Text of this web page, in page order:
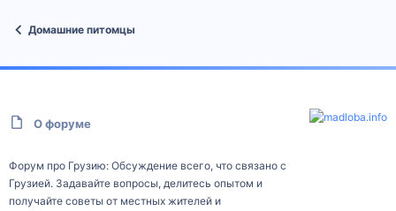
Домашние питомцы
О форуме
Форум про Грузию: Обсуждение всего, что связано с
Грузией. Задавайте вопросы, делитесь опытом и
получайте советы от местных жителей и